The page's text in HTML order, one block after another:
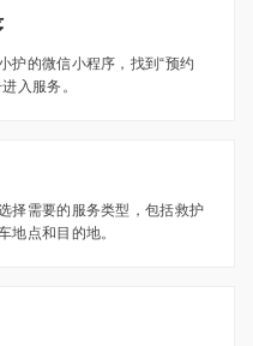
护的微信小程序，找到“预约
入服务。
择需要的服务类型，包括救护
地点和目的地。